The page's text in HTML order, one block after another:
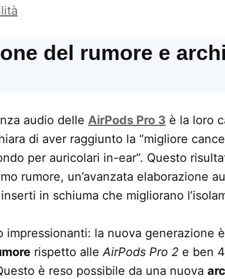
del rumore e
audio delle AirPods Pro 3 è la loro
di aver raggiunto la “migliore
per auricolari in-ear”. Questo
rumore, un’avanzata elaborazione
in schiuma che migliorano
impressionanti: la nuova generazione
rispetto alleAirPods Pro 2 e ben
è reso possibile da una nuova